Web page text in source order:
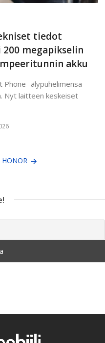
tiedot
megapikselin
akku
-älypuhelimensa
Nyt laitteen keskeiset